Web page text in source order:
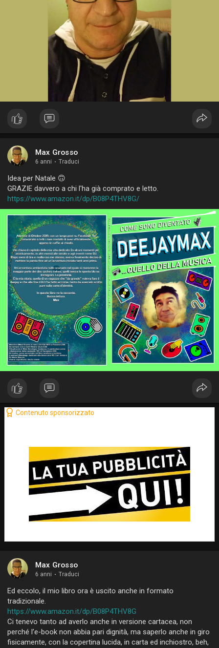
Max Grosso
6 anni · Traduci
Idea per Natale 🙃
GRAZIE davvero a chi l'ha già comprato e letto.
https://www.amazon.it/dp/B08P4THV8G/
Contenuto sponsorizzato
Max Grosso
6 anni · Traduci
Ed eccolo, il mio libro ora è uscito anche in formato
tradizionale.
https://www.amazon.it/dp/B08P4THV8G
Ci tenevo tanto ad averlo anche in versione cartacea, non
perché l’e-book non abbia pari dignità, ma saperlo anche in giro
fisicamente, con la copertina lucida, in carta ed inchiostro, beh,